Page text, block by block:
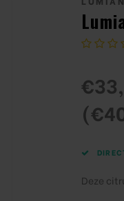
Deze